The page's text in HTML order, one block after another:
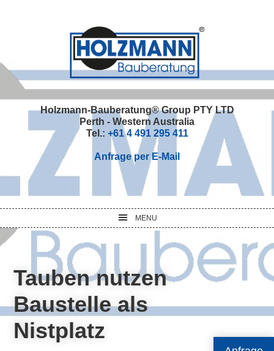
Holzmann-Bauberatung® Group PTY LTD
Perth - Western Australia
Tel.: +61 4 491 295 411
Anfrage per E-Mail
MENU
Tauben nutzen
Baustelle als
Nistplatz